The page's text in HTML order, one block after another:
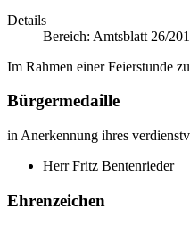
Details
Bereich: Amtsblatt 26/
Im Rahmen einer Feierstunde
Bürgermedaille
in Anerkennung ihres
Herr Fritz Bentenrieder
Ehrenzeichen